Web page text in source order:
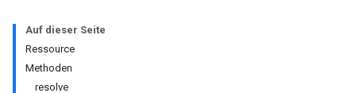
Auf dieser Seite
Ressource
Methoden
resolve